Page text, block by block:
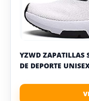
YZWD ZAPATILLAS
DE DEPORTE